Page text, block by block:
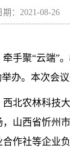
期： 2021-08-26
手聚“云端”
办。本次会
西北农林科技
山西省忻州
作社等企业